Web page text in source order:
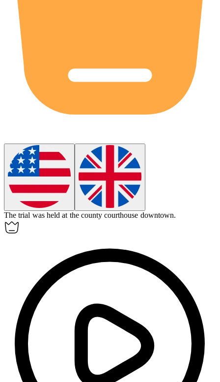
The trial was held at the county courthouse downtown.